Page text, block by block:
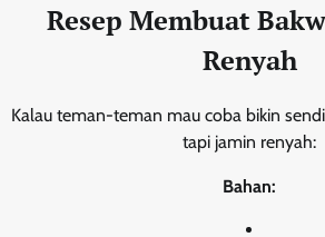
Resep Membuat
Renyah
Kalau teman-teman mau coba bikin
tapi jamin renyah:
Bahan: